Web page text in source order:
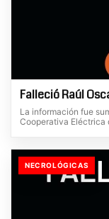
Falleció Raúl
La información fue
Cooperativa Eléctrica
NECROLÓGICAS